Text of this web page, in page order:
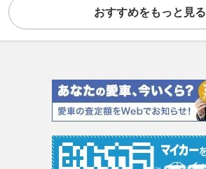
おすすめをもっと見る